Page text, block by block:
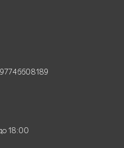
18:00